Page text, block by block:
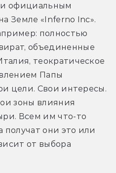
официальным
Земле «Inferno Inc».
полностью
объединенные
теократическое
Папы
цели. Свои интересы.
зоны влияния
Всем им что-то
получат они это или
от выбора